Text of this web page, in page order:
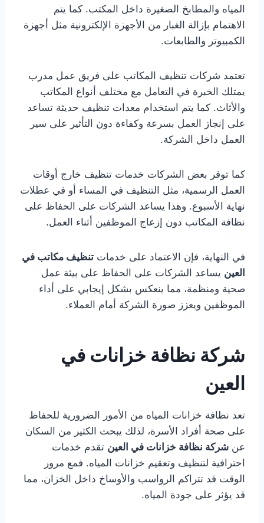
المياه والمطابخ الصغيرة داخل المكتب. كما يتم
الاهتمام بإزالة الغبار من الأجهزة الإلكترونية مثل أجهزة
الكمبيوتر والطابعات.
تعتمد شركات تنظيف المكاتب على فريق عمل مدرب
يمتلك الخبرة في التعامل مع مختلف أنواع المكاتب
والأثاث. كما يتم استخدام معدات تنظيف حديثة تساعد
على إنجاز العمل بسرعة وكفاءة دون التأثير على سير
العمل داخل الشركة.
كما توفر بعض الشركات خدمات تنظيف خارج أوقات
العمل الرسمية، مثل التنظيف في المساء أو في عطلات
نهاية الأسبوع. وهذا يساعد الشركات على الحفاظ على
نظافة المكاتب دون إزعاج الموظفين أثناء العمل.
في النهاية، فإن الاعتماد على خدمات تنظيف مكاتب في
العين يساعد الشركات على الحفاظ على بيئة عمل
صحية ومنظمة، مما ينعكس بشكل إيجابي على أداء
الموظفين ويعزز صورة الشركة أمام العملاء.
شركة نظافة خزانات في
العين
تعد نظافة خزانات المياه من الأمور الضرورية للحفاظ
على صحة أفراد الأسرة، لذلك يبحث الكثير من السكان
عن شركة نظافة خزانات في العين تقدم خدمات
احترافية لتنظيف وتعقيم خزانات المياه. فمع مرور
الوقت قد تتراكم الرواسب والأوساخ داخل الخزان، مما
قد يؤثر على جودة المياه.